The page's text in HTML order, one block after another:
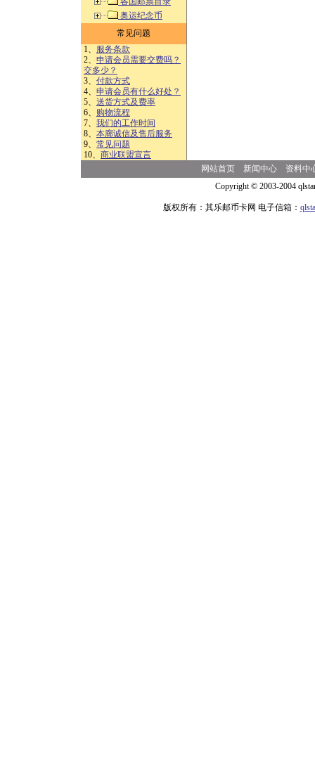
奥运纪念币
常见问题
1、 服务条款
2、 申请会员需要交费吗？
交多少？
3、 付款方式
4、 申请会员有什么好处？
5、 送货方式及费率
6、 购物流程
7、 我们的工作时间
8、 本廊诚信及售后服务
9、 常见问题
10、 商业联盟宣言
网站首页 新闻中心
资料中
Copyright © 2003-2004
版权所有：其乐邮币卡网 电子信箱：